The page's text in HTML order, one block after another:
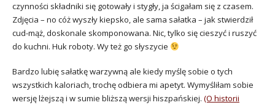
czynności składniki się gotowały i stygły, ja ścigałam się z czasem.
Zdjęcia – no cóż wyszły kiepsko, ale sama sałatka – jak stwierdził
cud-mąż, doskonale skomponowana. Nic, tylko się cieszyć i ruszyć
do kuchni. Huk roboty. Wy też go słyszycie
Bardzo lubię sałatkę warzywną ale kiedy myślę sobie o tych
wszystkich kaloriach, trochę odbiera mi apetyt. Wymyśliłam sobie
wersję lżejszą i w sumie bliższą wersji hiszpańskiej. (O historii